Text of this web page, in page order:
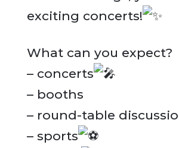
exciting concerts!
What can you expect?
– concerts
– booths
– round-table
– sports